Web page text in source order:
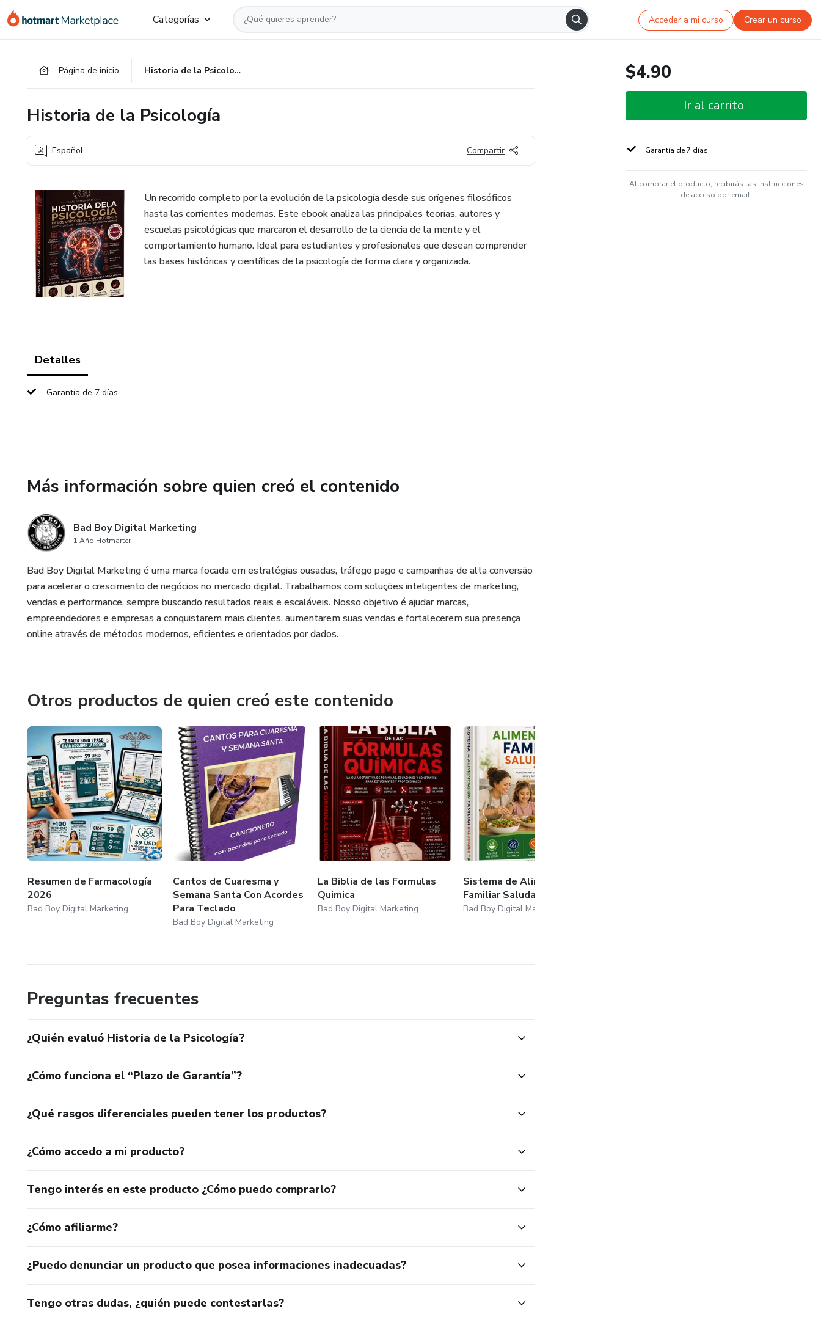
Categorías Acceder a mi curso Crear un curso
Página de inicio Historia de la Psicología
Historia de la Psicología
Español Compartir
Un recorrido completo por la evolución de la psicología desde sus orígenes filosóficos
hasta las corrientes modernas. Este ebook analiza las principales teorías, autores y
escuelas psicológicas que marcaron el desarrollo de la ciencia de la mente y el
comportamiento humano. Ideal para estudiantes y profesionales que desean comprender
las bases históricas y científicas de la psicología de forma clara y organizada.
Detalles
Garantía de 7 días
Más información sobre quien creó el contenido
Bad Boy Digital Marketing
1 Año Hotmarter
Bad Boy Digital Marketing é uma marca focada em estratégias ousadas, tráfego pago e campanhas de alta conversão
para acelerar o crescimento de negócios no mercado digital. Trabalhamos com soluções inteligentes de marketing,
vendas e performance, sempre buscando resultados reais e escaláveis. Nosso objetivo é ajudar marcas,
empreendedores e empresas a conquistarem mais clientes, aumentarem suas vendas e fortalecerem sua presença
online através de métodos modernos, eficientes e orientados por dados.
Otros productos de quien creó este contenido
Resumen de Farmacología
2026
Bad Boy Digital Marketing
Cantos de Cuaresma y
Semana Santa Con Acordes
Para Teclado
Bad Boy Digital Marketing
La Biblia de las Formulas
Quimica
Bad Boy Digital Marketing
Sistema de Alimentacion
Familiar Saludable tm
Bad Boy Digital Marketing
Preguntas frecuentes
¿Quién evaluó Historia de la Psicología?
¿Cómo funciona el “Plazo de Garantía”?
¿Qué rasgos diferenciales pueden tener los productos?
¿Cómo accedo a mi producto?
Tengo interés en este producto ¿Cómo puedo comprarlo?
¿Cómo afiliarme?
¿Puedo denunciar un producto que posea informaciones inadecuadas?
Tengo otras dudas, ¿quién puede contestarlas?
$4.90
Ir al carrito
Garantía de 7 días
Al comprar el producto, recibirás las instrucciones
de acceso por email.